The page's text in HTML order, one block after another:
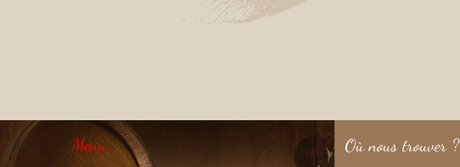
Menu Où nous trouver ?